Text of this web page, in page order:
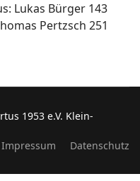
Lukas Bürger 143
Pertzsch 251
1953 e.V. Klein-
Impressum
Datenschutz